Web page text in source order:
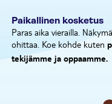
Paikallinen kosketus
Paras aika vierailla.
ohittaa. Koe kohde kuten
tekijämme ja oppaamme.